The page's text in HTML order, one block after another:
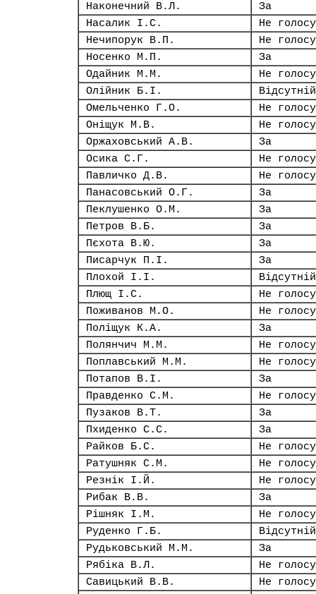
Наконечний В.Л.
За
Насалик І.С.
Не
Нечипорук В.П.
Не
Носенко М.П.
За
Одайник М.М.
Не
Олійник Б.І.
Відсутній
Омельченко Г.О.
Не
Оніщук М.В.
Не
Оржаховський А.В.
За
Осика С.Г.
Не
Павличко Д.В.
Не
Панасовський О.Г.
За
Пеклушенко О.М.
За
Петров В.Б.
За
Пєхота В.Ю.
За
Писарчук П.І.
За
Плохой І.І.
Відсутній
Плющ І.С.
Не
Поживанов М.О.
Не
Поліщук К.А.
За
Полянчич М.М.
Не
Поплавський М.М.
Не
Потапов В.І.
За
Правденко С.М.
Не
Пузаков В.Т.
За
Пхиденко С.С.
За
Райков Б.С.
Не
Ратушняк С.М.
Не
Резнік І.Й.
Не
Рибак В.В.
За
Рішняк І.М.
Не
Руденко Г.Б.
Відсутній
Рудьковський М.М.
За
Рябіка В.Л.
Не
Савицький В.В.
Не